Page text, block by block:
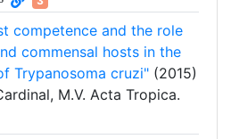
competence and the role
commensal hosts in the
Trypanosoma cruzi" (2015)
M.V. Acta Tropica.